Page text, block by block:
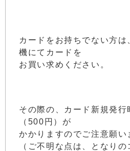
カードをお持ちでない方
機にてカードを
お買い求めください。
その際の、カード新規発行
（500円）が
かかりますのでご注意願い
（ご不明な点は、となり